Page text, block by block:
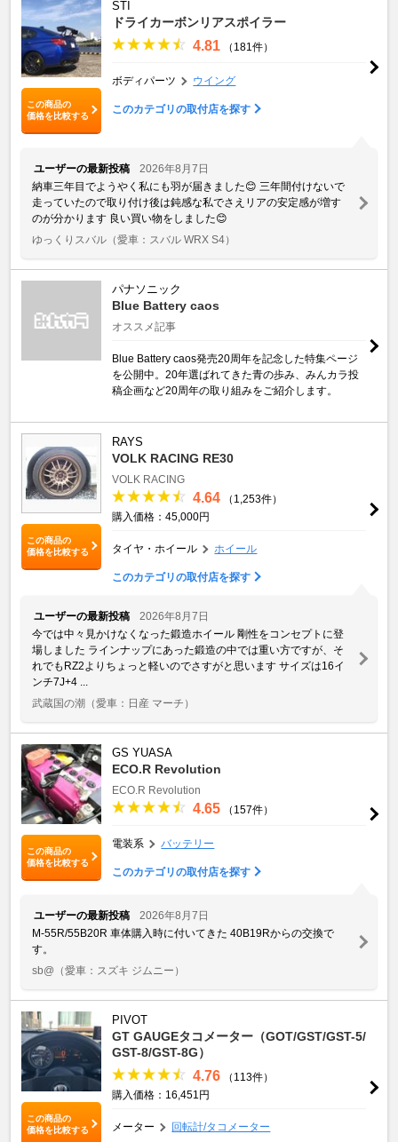
この商品の
価格を比較する
STI
ドライカーボンリアスポイラー
4.81 （181件）
ボディパーツ ウイング
このカテゴリの取付店を探す
ユーザーの最新投稿
2026年8月7日
納車三年目でようやく私にも羽が届きました😊 三年間付けないで
走っていたので取り付け後は鈍感な私でさえリアの安定感が増す
のが分かります 良い買い物をしました😊
ゆっくりスバル （愛車：スバル WRX S4）
パナソニック
Blue Battery caos
オススメ記事
Blue Battery caos発売20周年を記念した特集ページ
を公開中。20年選ばれてきた青の歩み、みんカラ投
稿企画など20周年の取り組みをご紹介します。
この商品の
価格を比較する
RAYS
VOLK RACING RE30
VOLK RACING
4.64
（1,253件）
購入価格：45,000円
タイヤ・ホイール ホイール
このカテゴリの取付店を探す
ユーザーの最新投稿
2026年8月7日
今では中々見かけなくなった鍛造ホイール 剛性をコンセプトに登
場しました ラインナップにあった鍛造の中では重い方ですが、そ
れでもRZ2よりちょっと軽いのでさすがと思います サイズは16イ
ンチ7J+4 ...
武蔵国の潮 （愛車：日産 マーチ）
この商品の
価格を比較する
GS YUASA
ECO.R Revolution
ECO.R Revolution
4.65 （157件）
電装系 バッテリー
このカテゴリの取付店を探す
ユーザーの最新投稿
2026年8月7日
M-55R/55B20R 車体購入時に付いてきた 40B19Rからの交換で
す。
sb@ （愛車：スズキ ジムニー）
この商品の
価格を比較する
PIVOT
GT GAUGEタコメーター（GOT/GST/GST-5/
GST-8/GST-8G）
4.76
（113件）
購入価格：16,451円
メーター 回転計/タコメーター